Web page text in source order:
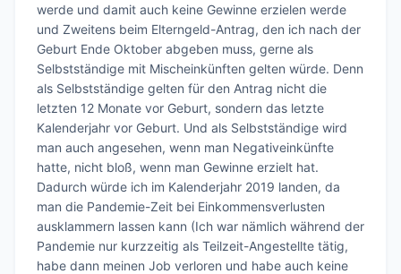
werde und damit auch keine Gewinne erzielen werde
und Zweitens beim Elterngeld-Antrag, den ich nach der
Geburt Ende Oktober abgeben muss, gerne als
Selbstständige mit Mischeinkünften gelten würde. Denn
als Selbstständige gelten für den Antrag nicht die
letzten 12 Monate vor Geburt, sondern das letzte
Kalenderjahr vor Geburt. Und als Selbstständige wird
man auch angesehen, wenn man Negativeinkünfte
hatte, nicht bloß, wenn man Gewinne erzielt hat.
Dadurch würde ich im Kalenderjahr 2019 landen, da
man die Pandemie-Zeit bei Einkommensverlusten
ausklammern lassen kann (Ich war nämlich während der
Pandemie nur kurzzeitig als Teilzeit-Angestellte tätig,
habe dann meinen Job verloren und habe auch keine